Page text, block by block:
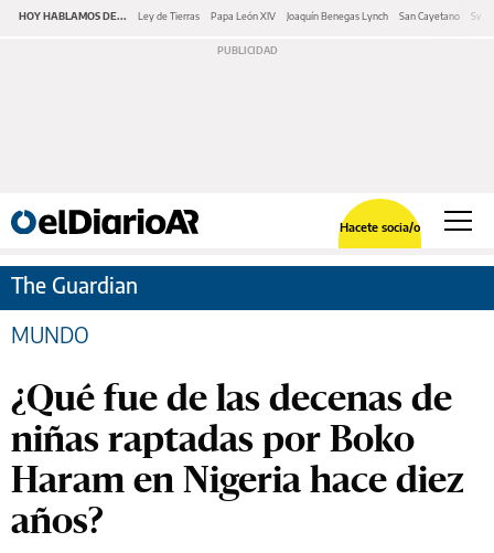
HOY HABLAMOS DE... Ley de Tierras Papa León XIV Joaquín Benegas Lynch San Cayetano
Hacete socia/o
The Guardian
MUNDO
¿Qué fue de las decenas de
niñas raptadas por Boko
Haram en Nigeria hace diez
años?